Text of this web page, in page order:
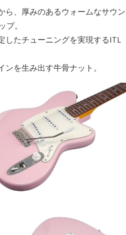
ら、厚みのあるウォームなサウン
プ。
したチューニングを実現するITL
を生み出す牛骨ナット。